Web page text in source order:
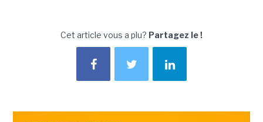
Cet article vous a plu? Partagez le !